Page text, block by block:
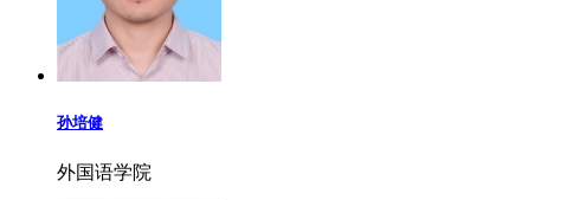
孙培健
外国语学院